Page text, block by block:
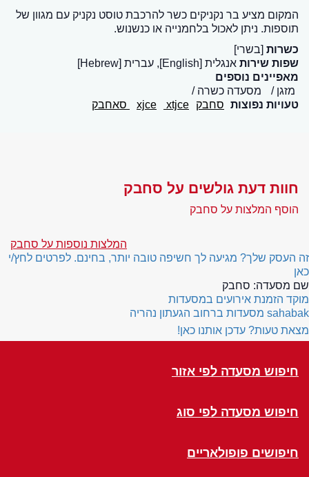
המקום מציע בר נקניקים כשר להרכבת טוסט נקניק עם מגוון של
תוספות. ניתן לאכול בלחמנייה או כנשנוש.
כשרות [בשרי]
שפות שירות אנגלית [English], עברית [Hebrew]
מאפיינים נוספים
מזגן
מסעדה כשרה
טעויות נפוצות סחבק xjce xtjce סאחבק
חוות דעת גולשים על סחבק
הוסף המלצות על סחבק
המלצות נוספות על סחבק
זה העסק שלך? מגיעה לך חשיפה טובה יותר, בחינם. לפרטים לחץ/י
כאן
שם מסעדה: סחבק
מוקד הזמנת אירועים במסעדות
sahabak מסעדות ברחוב הגעתון נהריה
מצאת טעות? עדכן אותנו כאן!
חיפוש מסעדה לפי אזור
חיפוש מסעדה לפי סוג
חיפושים פופולאריים